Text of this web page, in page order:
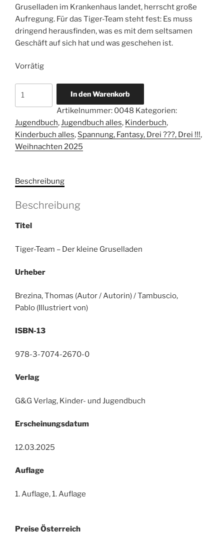
Gruselladen im Krankenhaus landet, herrscht große
Aufregung. Für das Tiger-Team steht fest: Es muss
dringend herausfinden, was es mit dem seltsamen
Geschäft auf sich hat und was geschehen ist.
Vorrätig
Der
kleine
Gruselladen.
In den Warenkorb
Artikelnummer: 0048 Kategorien:
Jugendbuch, Jugendbuch alles, Kinderbuch,
Kinderbuch alles, Spannung, Fantasy, Drei ???, Drei !!!,
Weihnachten 2025
Beschreibung
Beschreibung
Titel
Tiger-Team – Der kleine Gruselladen
Urheber
Brezina, Thomas (Autor / Autorin) / Tambuscio,
Pablo (Illustriert von)
ISBN-13
978-3-7074-2670-0
Verlag
G&G Verlag, Kinder- und Jugendbuch
Erscheinungsdatum
12.03.2025
Auflage
1. Auflage, 1. Auflage
Preise Österreich